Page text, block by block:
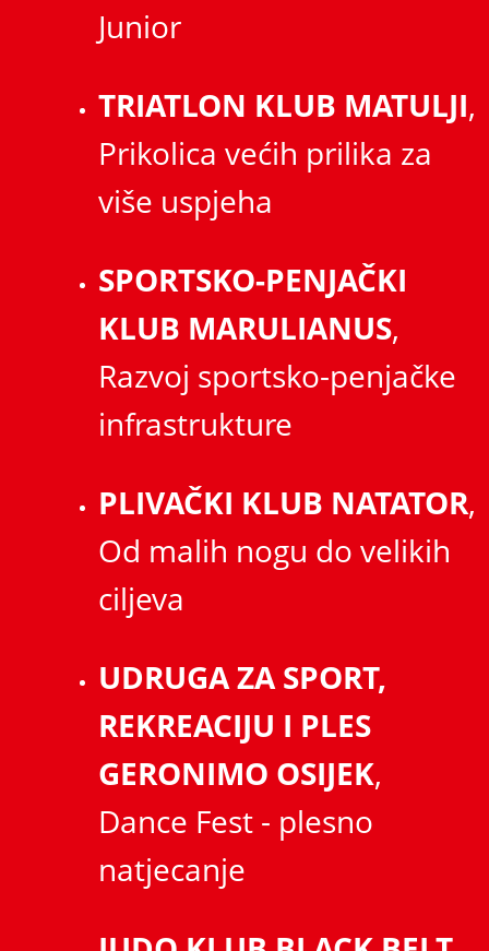
Junior
TRIATLON KLUB MATULJI,
Prikolica većih prilika za
više uspjeha
SPORTSKO-PENJAČKI
KLUB MARULIANUS,
Razvoj sportsko-penjačke
infrastrukture
PLIVAČKI KLUB NATATOR,
Od malih nogu do velikih
ciljeva
UDRUGA ZA SPORT,
REKREACIJU I PLES
GERONIMO OSIJEK,
Dance Fest - plesno
natjecanje